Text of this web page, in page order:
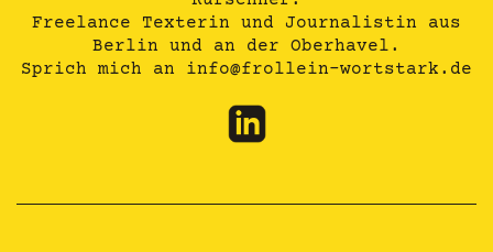
Freelance Texterin und Journalistin aus
Berlin und an der Oberhavel.
Sprich mich an info@frollein-wortstark.de